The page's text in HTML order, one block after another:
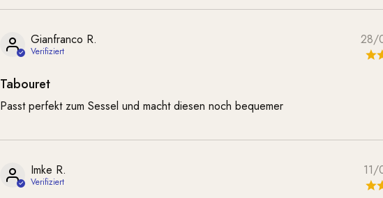
28/
Gianfranco R.
Tabouret
Passt perfekt zum Sessel und macht diesen noch bequemer
11/
Imke R.